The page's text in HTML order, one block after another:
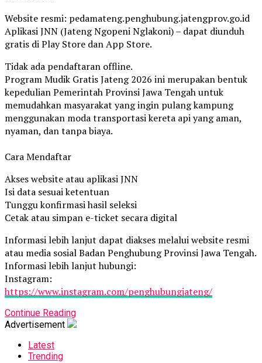
Website resmi: pedamateng.penghubung.jatengprov.go.id
Aplikasi JNN (Jateng Ngopeni Nglakoni) – dapat diunduh
gratis di Play Store dan App Store.
Tidak ada pendaftaran offline.
Program Mudik Gratis Jateng 2026 ini merupakan bentuk
kepedulian Pemerintah Provinsi Jawa Tengah untuk
memudahkan masyarakat yang ingin pulang kampung
menggunakan moda transportasi kereta api yang aman,
nyaman, dan tanpa biaya.
Cara Mendaftar
Akses website atau aplikasi JNN
Isi data sesuai ketentuan
Tunggu konfirmasi hasil seleksi
Cetak atau simpan e-ticket secara digital
Informasi lebih lanjut dapat diakses melalui website resmi
atau media sosial Badan Penghubung Provinsi Jawa Tengah.
Informasi lebih lanjut hubungi:
Instagram:
https://www.instagram.com/penghubungjateng/
Continue Reading
Advertisement
Latest
Trending